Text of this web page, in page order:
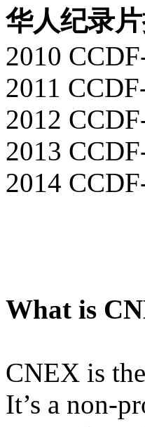
华人纪录
2010
2011
2012
2013
2014
What is
CNEX is
It’s a non-